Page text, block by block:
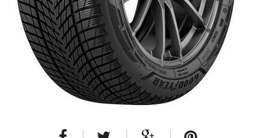
Dodávkové + malé úžitkové
Disky
Hliníkové / ALU disky / Elektróny
Puklice na kolesá Kontakt Blog